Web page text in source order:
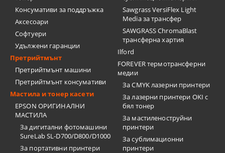
Консумативи за поддръжка
Аксесоари
Софтуери
Удължени гаранции
Претрийтмънт
Претрийтмънт машини
Претрийтмънт консумативи
Мастила и тонер касети
EPSON ОРИГИНАЛНИ
МАСТИЛА
За дигитални фотомашини
SureLab SL-D700/D800/D1000
За портативни принтери
Sawgrass VersiFlex Light
Media за трансфер
SAWGRASS ChromaBlast
трансферна хартия
Ilford
FOREVER термотрансферни
медии
За CMYK лазерни принтери
За лазерни принтери OKI с
бял тонер
За мастиленоструйни
принтери
За сублимационни
принтери